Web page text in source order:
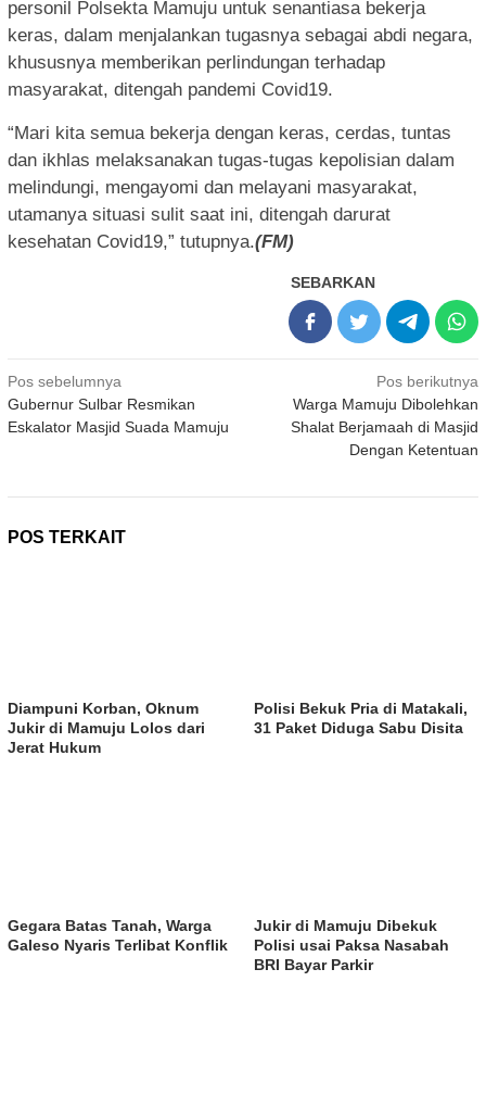
personil Polsekta Mamuju untuk senantiasa bekerja
keras, dalam menjalankan tugasnya sebagai abdi negara,
khususnya memberikan perlindungan terhadap
masyarakat, ditengah pandemi Covid19.
“Mari kita semua bekerja dengan keras, cerdas, tuntas
dan ikhlas melaksanakan tugas-tugas kepolisian dalam
melindungi, mengayomi dan melayani masyarakat,
utamanya situasi sulit saat ini, ditengah darurat
kesehatan Covid19,” tutupnya.(FM)
SEBARKAN
Navigasi
pos
Pos sebelumnya
Gubernur Sulbar Resmikan
Eskalator Masjid Suada Mamuju
Pos berikutnya
Warga Mamuju Dibolehkan
Shalat Berjamaah di Masjid
Dengan Ketentuan
POS TERKAIT
Diampuni Korban, Oknum
Jukir di Mamuju Lolos dari
Jerat Hukum
Polisi Bekuk Pria di Matakali,
31 Paket Diduga Sabu Disita
Gegara Batas Tanah, Warga
Galeso Nyaris Terlibat Konflik
Jukir di Mamuju Dibekuk
Polisi usai Paksa Nasabah
BRI Bayar Parkir